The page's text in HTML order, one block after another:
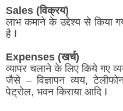
Sales (विक्रय)
लाभ कमाने के उद्देश्य से किया
है I
Expenses (खर्च)
व्यापर चलाने के लिए किये गए
जैसे – विज्ञापन व्यय,
पेट्रोल, भवन किराया आदि I